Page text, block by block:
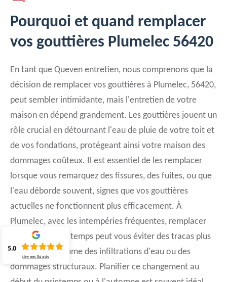
Pourquoi et quand remplacer
vos gouttières Plumelec 56420
En tant que Queven entretien, nous comprenons que la
décision de remplacer vos gouttières à Plumelec, 56420,
peut sembler intimidante, mais l'entretien de votre
maison en dépend grandement. Les gouttières jouent un
rôle crucial en détournant l'eau de pluie de votre toit et
de vos fondations, protégeant ainsi votre maison des
dommages coûteux. Il est essentiel de les remplacer
lorsque vous remarquez des fissures, des fuites, ou que
l'eau déborde souvent, signes que vos gouttières
actuelles ne fonctionnent plus efficacement. À
Plumelec, avec les intempéries fréquentes, remplacer
vos gouttières à temps peut vous éviter des tracas plus
importants, comme des infiltrations d'eau ou des
dommages structuraux. Planifier ce changement au
5.0
Lire nos84 avis